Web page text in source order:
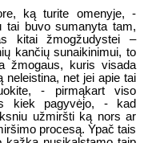
ką turite omenyje, -
tai buvo sumanyta tam,
kitai žmogžudystei –
kančių sunaikinimui, to
žmogaus, kuris visada
neleistina, net jei apie tai
- pirmąkart viso
kiek pagyvėjo, - kad
užmiršti ką nors ar
procesą. Ypač tais